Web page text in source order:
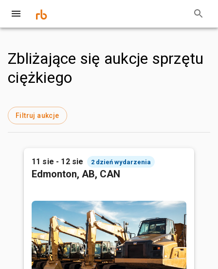
Zbliżające się aukcje sprzętu
ciężkiego
Filtruj aukcje
11 sie - 12 sie 2 dzień wydarzenia
Edmonton, AB, CAN